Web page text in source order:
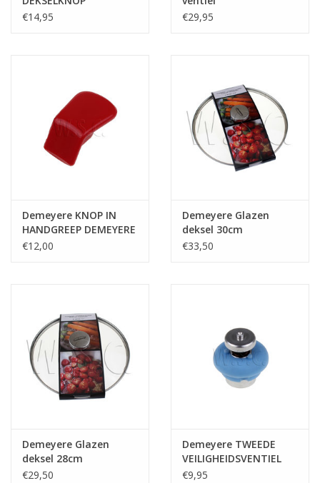
€14,95
€29,95
Demeyere KNOP IN
HANDGREEP DEMEYERE
ROOD/ZWART
€12,00
Demeyere Glazen
deksel 30cm
€33,50
Demeyere Glazen
deksel 28cm
€29,50
Demeyere TWEEDE
VEILIGHEIDSVENTIEL
BLAUW
€9,95